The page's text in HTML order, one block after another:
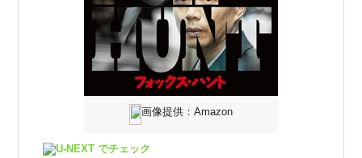
画像提供：Amazon
U-NEXT でチェック